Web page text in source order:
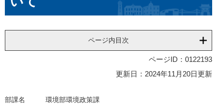
ページ内目次
ページID：0122193
更新日：2024年11月20日更新
部課名 環境部環境政策課